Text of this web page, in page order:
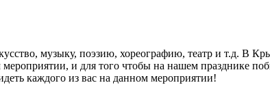
музыку, поэзию, хореографию, театр и т.д. В
и для того чтобы на нашем празднике
каждого из вас на данном мероприятии!